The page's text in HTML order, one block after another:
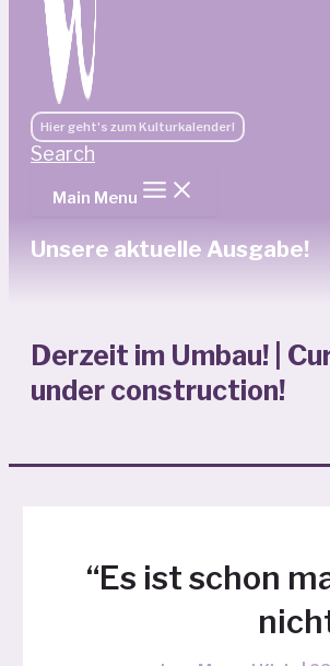
Hier geht's zum Kulturkalender!
Search
Main Menu
Unsere aktuelle Ausgabe!
Derzeit im Umbau! |
under construction!
“Es ist schon